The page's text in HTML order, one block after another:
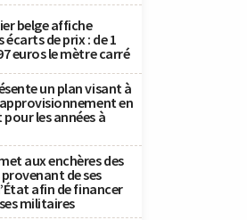
belge affiche
écarts de prix : de 1
euros le mètre carré
un plan visant à
en
les années à
aux enchères des
de ses
afin de financer
militaires